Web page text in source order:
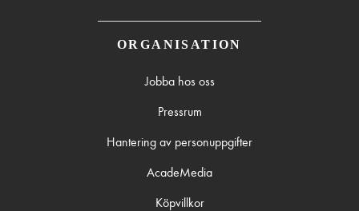
ORGANISATION
Jobba hos oss
Pressrum
Hantering av personuppgifter
AcadeMedia
Köpvillkor